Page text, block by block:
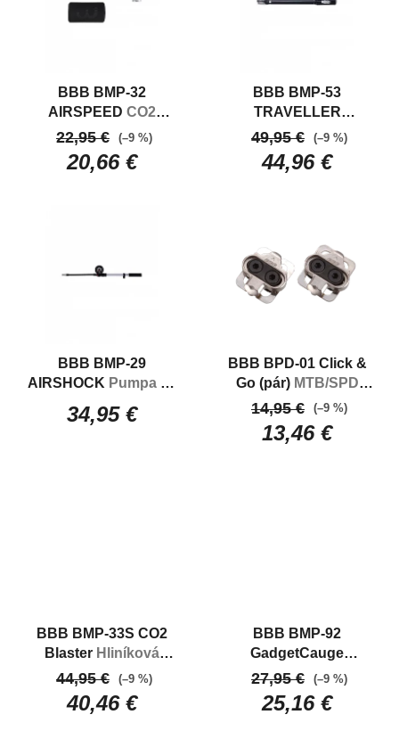
BBB BMP-32
AIRSPEED CO2
pumpa
20,66 €
22,95 € (–9 %)
BBB BMP-53
TRAVELLER
TELESCOPIC
Kombinovaná mini a
stojanová pumpa
44,96 €
49,95 € (–9 %)
BBB BMP-29
AIRSHOCK Pumpa na
34,95 €
BBB BPD-01 Click &
Go (pár) MTB/SPD
kufre
13,46 €
14,95 € (–9 %)
BBB BMP-33S CO2
Blaster Hliníková
pumpa s CO2
bombičkami
40,46 €
44,95 € (–9 %)
BBB BMP-92
GadgetCauge
Digitálny tlakomer na
bicykel
25,16 €
27,95 € (–9 %)